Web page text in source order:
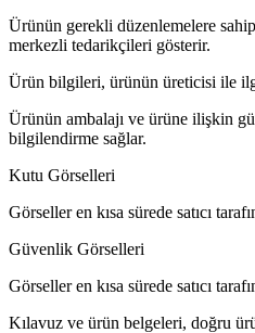
Ürünün gerekli düzenlemelere
merkezli tedarikçileri gösterir.
Ürün bilgileri, ürünün üreticisi ile
Ürünün ambalajı ve ürüne ilişkin
bilgilendirme sağlar.
Kutu Görselleri
Görseller en kısa sürede satıcı
Güvenlik Görselleri
Görseller en kısa sürede satıcı
Kılavuz ve ürün belgeleri, doğru